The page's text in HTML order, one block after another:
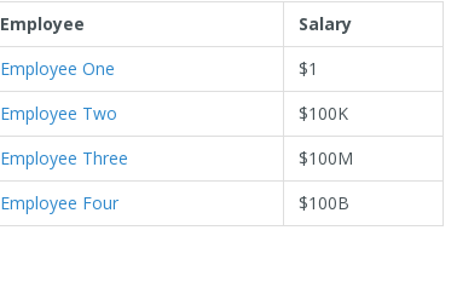
Employee
Salary
Employee One
$1
Employee Two
$100K
Employee Three
$100M
Employee Four
$100B